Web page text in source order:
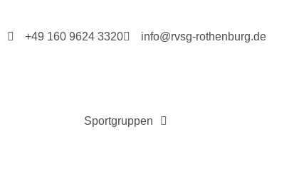
+49 160 9624 3320 info@rvsg-rothenburg.de
Sportgruppen